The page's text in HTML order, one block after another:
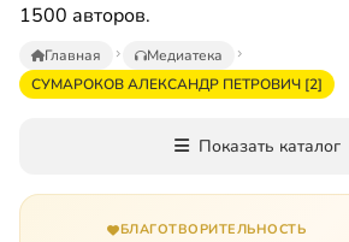
1500 авторов.
Главная
Медиатека
СУМАРОКОВ АЛЕКСАНДР ПЕТРОВИЧ [2]
Показать каталог
БЛАГОТВОРИТЕЛЬНОСТЬ